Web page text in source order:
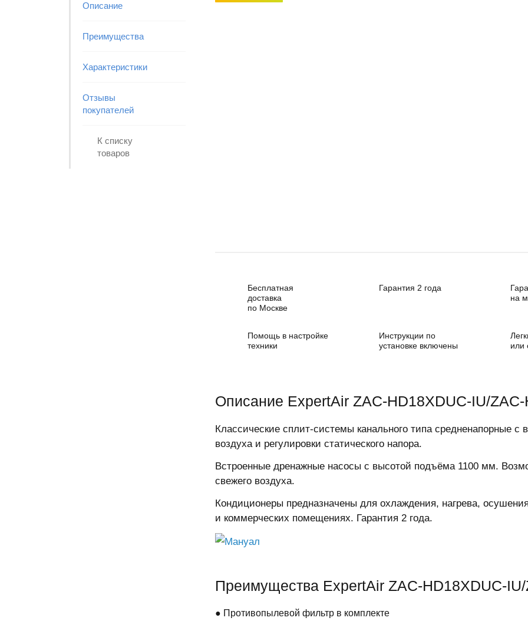
Описание
Преимущества
Характеристики
Отзывы
покупателей
К списку
товаров
Бесплатная
доставка
по Москве
Гарантия 2 года
на
Помощь в настройке
техники
Инструкции по
установке включены
или
Описание ExpertAir ZAC-HD18XDUC-IU/
Классические сплит-системы канального типа средненапорные с
воздуха и регулировки статического напора.
Встроенные дренажные насосы с высотой подъёма 1100 мм.
свежего воздуха.
Кондиционеры предназначены для охлаждения, нагрева,
и коммерческих помещениях. Гарантия 2 года.
Мануал
Преимущества ExpertAir ZAC-HD18XDUC-
● Противопылевой фильтр в комплекте